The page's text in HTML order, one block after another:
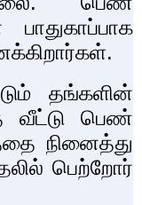
தங்களின்
வீட்டு பெண்
நினைத்து
பெற்றோர்